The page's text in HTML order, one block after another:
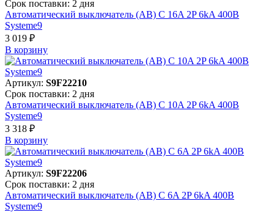
Срок поставки: 2 дня
Автоматический выключатель (АВ) C 16A 2P 6kA 400В
Systeme9
3 019 ₽
В корзинy
Артикул: S9F22210
Срок поставки: 2 дня
Автоматический выключатель (АВ) C 10A 2P 6kA 400В
Systeme9
3 318 ₽
В корзинy
Артикул: S9F22206
Срок поставки: 2 дня
Автоматический выключатель (АВ) C 6A 2P 6kA 400В
Systeme9